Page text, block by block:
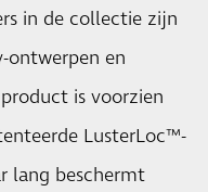
in de collectie zijn
ontwerpen en
is voorzien
LusterLoc™-
lang beschermt